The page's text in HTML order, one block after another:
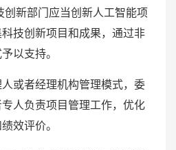
新部门应当创新人工智能项
技创新项目和成果，通过非
以支持。
者经理机构管理模式，委
人负责项目管理工作，优化
效评价。